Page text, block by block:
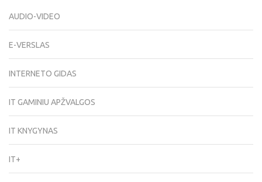
AUDIO-VIDEO
E-VERSLAS
INTERNETO GIDAS
IT GAMINIU APŽVALGOS
IT KNYGYNAS
IT+